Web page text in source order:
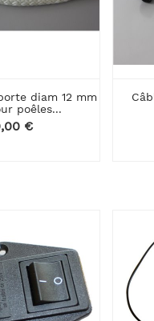
diam 12 mm
poêles...
€